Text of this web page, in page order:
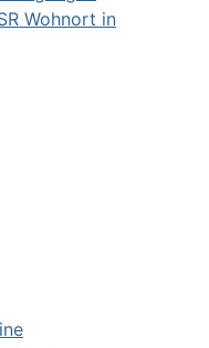
Wohnort in